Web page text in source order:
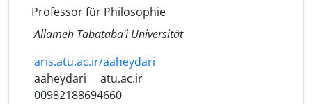
Professor für Philosophie
Allameh Tabataba'i Universität
aris.atu.ac.ir/aaheydari
aaheydari
atu.ac.ir
00982188694660